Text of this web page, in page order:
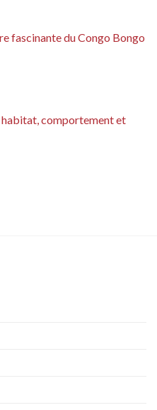
fascinante du Congo Bongo
comportement et